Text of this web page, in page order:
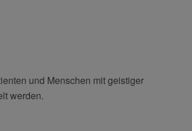
und Menschen mit geistiger
werden.